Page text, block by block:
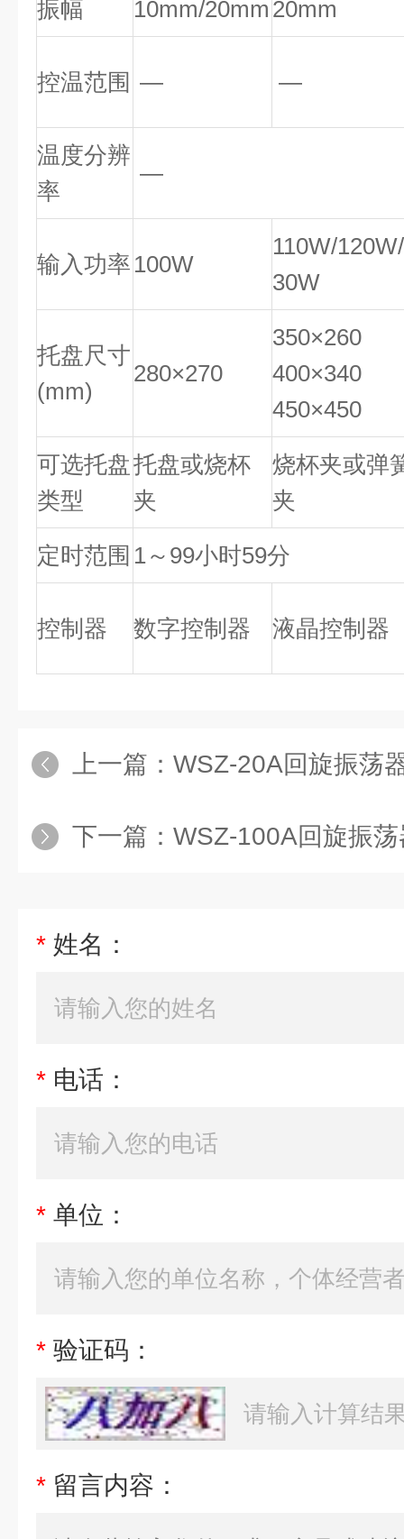
振幅 10mm/20mm 20mm
控温范围 — —
温度分辨
率
—
输入功率 100W
110W/
30W
托盘尺寸
(mm)
280×270
350×260
400×340
450×450
可选托盘
类型
托盘或烧杯
夹
烧杯夹或弹
夹
定时范围 1～99小时59分
控制器 数字控制器 液晶控制器
上一篇： WSZ-20A回旋振荡
下一篇： WSZ-100A回旋振荡
* 姓名：
* 电话：
* 单位：
* 验证码：
* 留言内容：